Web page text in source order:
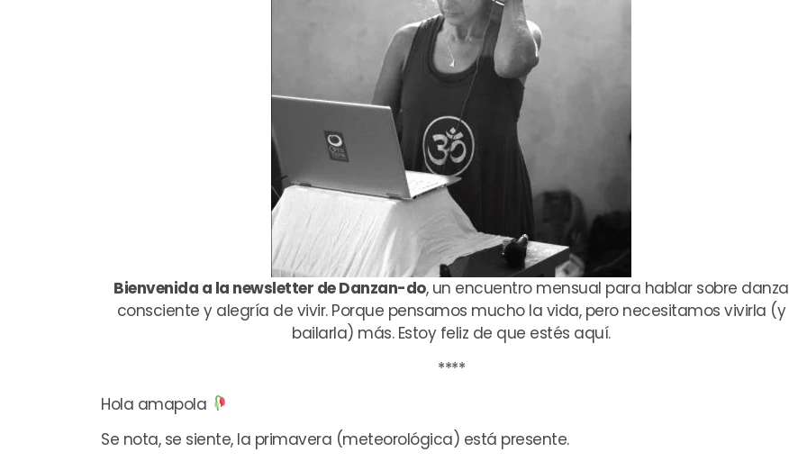
Bienvenida a la newsletter de Danzan-do, un encuentro mensual para hablar sobre danza
consciente y alegría de vivir. Porque pensamos mucho la vida, pero necesitamos vivirla (y
bailarla) más. Estoy feliz de que estés aquí.
****
Hola amapola
Se nota, se siente, la primavera (meteorológica) está presente.